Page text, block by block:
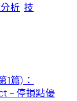
析 技
1篇)：
– 停損點優